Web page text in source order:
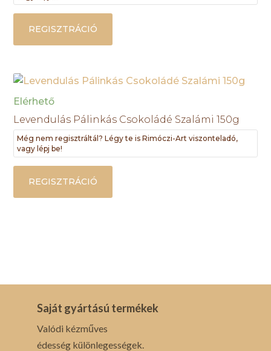
REGISZTRÁCIÓ
Elérhető
Levendulás Pálinkás Csokoládé Szalámi 150g
Még nem regisztráltál? Légy te is Rimóczi-Art viszonteladó,
vagy lépj be!
REGISZTRÁCIÓ
Saját gyártású termékek
Valódi kézműves
édesség különlegességek.